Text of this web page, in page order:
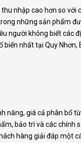
nhập cao hơn so với
những sản phẩm
người không biết các
nhất tại Quy
năng, giá cả phân bổ
bảo trì và các chính
hàng giải đáp một